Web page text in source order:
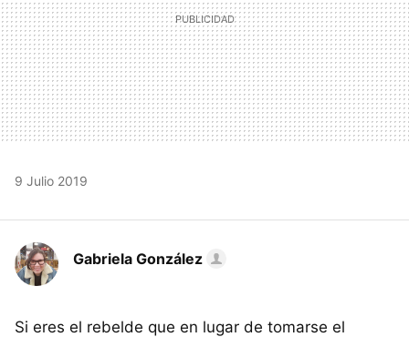
9 Julio 2019
Gabriela González
Si eres el rebelde que en lugar de tomarse el